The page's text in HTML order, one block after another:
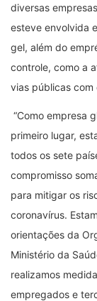
diversas
esteve envolvida
gel, além do
controle, como a
vias públicas com
“Como empresa
primeiro lugar,
todos os sete
compromisso
para mitigar os
coronavírus.
orientações da
Ministério da
realizamos
empregados e